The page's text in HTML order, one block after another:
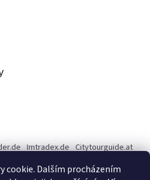
cookie. Dalším procházením
Imtradex.de Citytourguide.at